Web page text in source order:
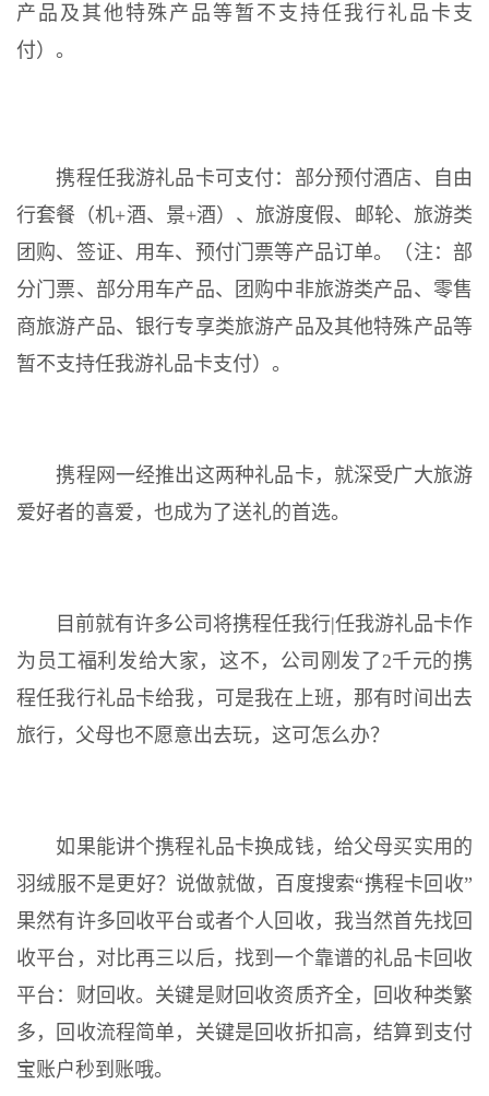
产品及其他特殊产品等暂不支持任我行礼品卡支
付）。
携程任我游礼品卡可支付：部分预付酒店、自由
行套餐（机+酒、景+酒）、旅游度假、邮轮、旅游类
团购、签证、用车、预付门票等产品订单。（注：部
分门票、部分用车产品、团购中非旅游类产品、零售
商旅游产品、银行专享类旅游产品及其他特殊产品等
暂不支持任我游礼品卡支付）。
携程网一经推出这两种礼品卡，就深受广大旅游
爱好者的喜爱，也成为了送礼的首选。
目前就有许多公司将携程任我行|任我游礼品卡作
为员工福利发给大家，这不，公司刚发了2千元的携
程任我行礼品卡给我，可是我在上班，那有时间出去
旅行，父母也不愿意出去玩，这可怎么办？
如果能讲个携程礼品卡换成钱，给父母买实用的
羽绒服不是更好？说做就做，百度搜索“携程卡回收”
果然有许多回收平台或者个人回收，我当然首先找回
收平台，对比再三以后，找到一个靠谱的礼品卡回收
平台：财回收。关键是财回收资质齐全，回收种类繁
多，回收流程简单，关键是回收折扣高，结算到支付
宝账户秒到账哦。